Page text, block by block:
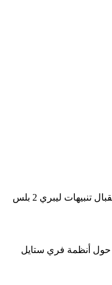
تنبيهات ليبري 2 بلس
حول أنظمة فري ستايل